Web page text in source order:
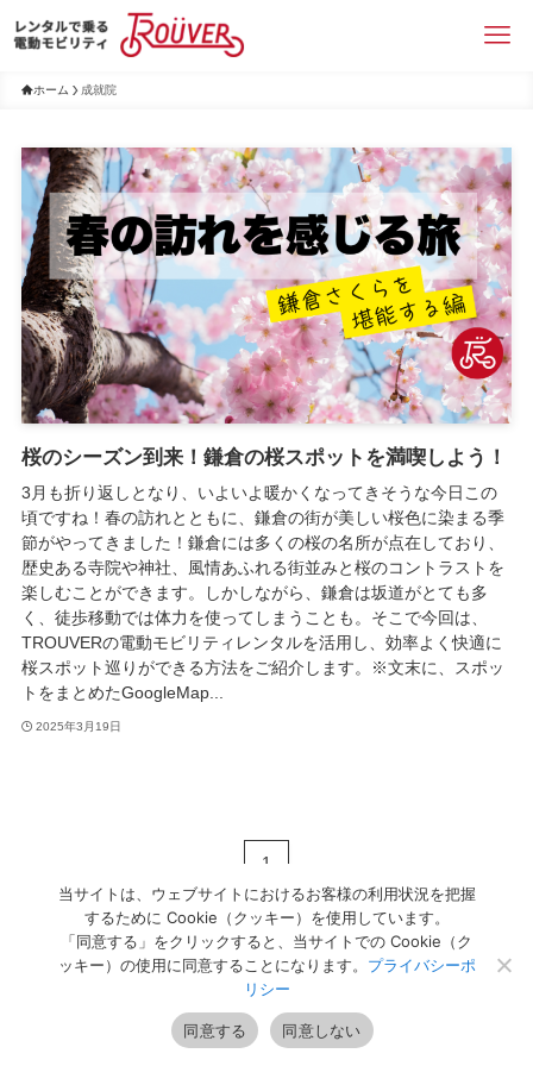
ホーム 成就院
桜のシーズン到来！鎌倉の桜スポットを満喫しよう！
3月も折り返しとなり、いよいよ暖かくなってきそうな今日この
頃ですね！春の訪れとともに、鎌倉の街が美しい桜色に染まる季
節がやってきました！鎌倉には多くの桜の名所が点在しており、
歴史ある寺院や神社、風情あふれる街並みと桜のコントラストを
楽しむことができます。しかしながら、鎌倉は坂道がとても多
く、徒歩移動では体力を使ってしまうことも。そこで今回は、
TROUVERの電動モビリティレンタルを活用し、効率よく快適に
桜スポット巡りができる方法をご紹介します。※文末に、スポッ
トをまとめたGoogleMap...
2025年3月19日
1
当サイトは、ウェブサイトにおけるお客様の利用状況を把握
するために Cookie（クッキー）を使用しています。
「同意する」をクリックすると、当サイトでの Cookie（ク
ッキー）の使用に同意することになります。 プライバシーポ
リシー
同意する 同意しない